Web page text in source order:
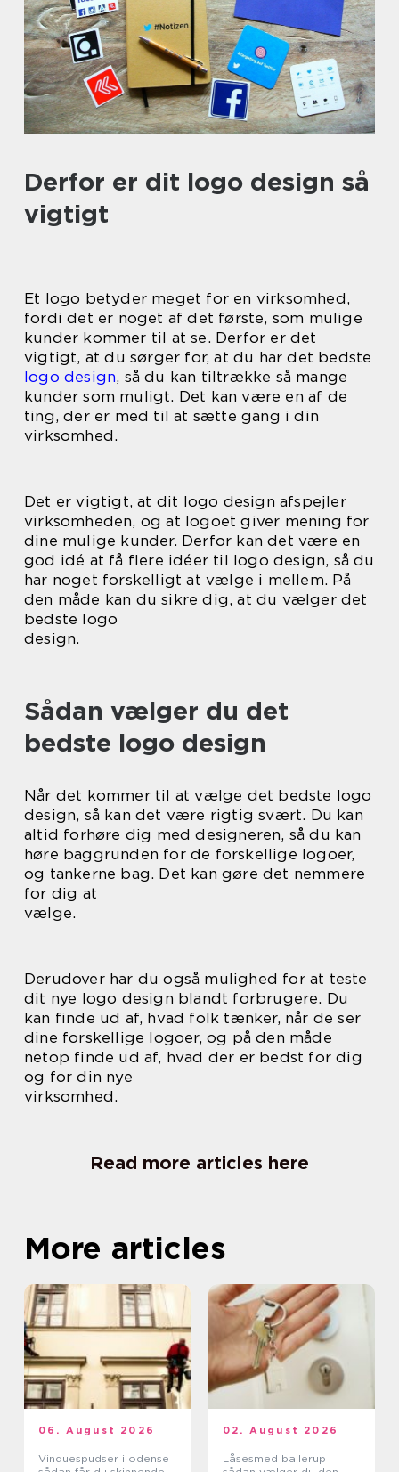
Derfor er dit logo design så
vigtigt
Et logo betyder meget for en virksomhed,
fordi det er noget af det første, som mulige
kunder kommer til at se. Derfor er det
vigtigt, at du sørger for, at du har det bedste
logo design, så du kan tiltrække så mange
kunder som muligt. Det kan være en af de
ting, der er med til at sætte gang i din
virksomhed.
Det er vigtigt, at dit logo design afspejler
virksomheden, og at logoet giver mening for
dine mulige kunder. Derfor kan det være en
god idé at få flere idéer til logo design, så du
har noget forskelligt at vælge i mellem. På
den måde kan du sikre dig, at du vælger det
bedste logo
design.
Sådan vælger du det
bedste logo design
Når det kommer til at vælge det bedste logo
design, så kan det være rigtig svært. Du kan
altid forhøre dig med designeren, så du kan
høre baggrunden for de forskellige logoer,
og tankerne bag. Det kan gøre det nemmere
for dig at
vælge.
Derudover har du også mulighed for at teste
dit nye logo design blandt forbrugere. Du
kan finde ud af, hvad folk tænker, når de ser
dine forskellige logoer, og på den måde
netop finde ud af, hvad der er bedst for dig
og for din nye
virksomhed.
Read more articles here
More articles
06. August 2026
Vinduespudser i odense
02. August 2026
Låsesmed ballerup